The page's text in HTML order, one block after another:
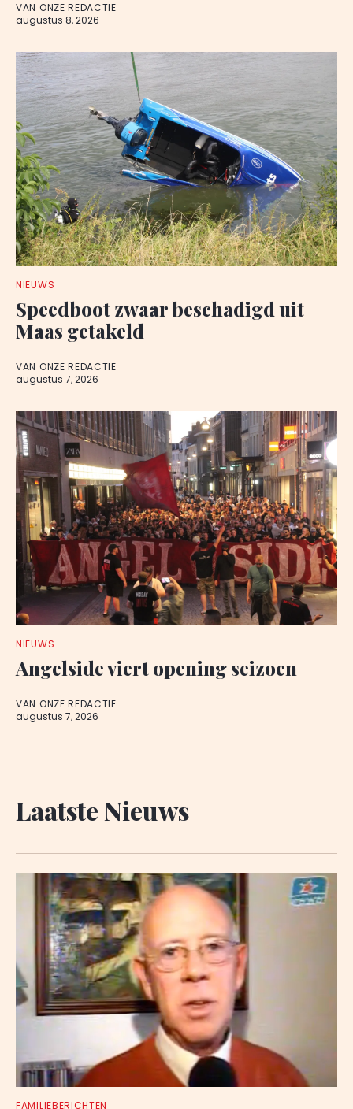
VAN ONZE REDACTIE
augustus 8, 2026
NIEUWS
Speedboot zwaar beschadigd uit
Maas getakeld
VAN ONZE REDACTIE
augustus 7, 2026
NIEUWS
Angelside viert opening seizoen
VAN ONZE REDACTIE
augustus 7, 2026
Laatste Nieuws
FAMILIEBERICHTEN